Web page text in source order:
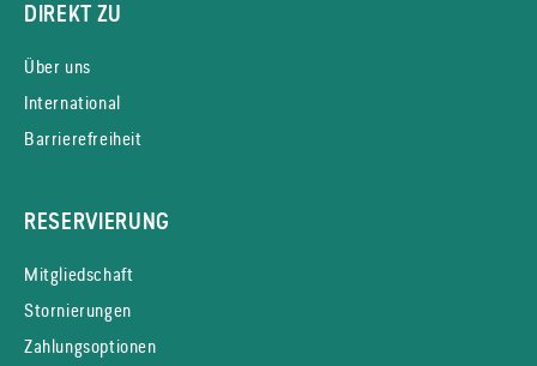
DIREKT ZU
Über uns
International
Barrierefreiheit
RESERVIERUNG
Mitgliedschaft
Stornierungen
Zahlungsoptionen